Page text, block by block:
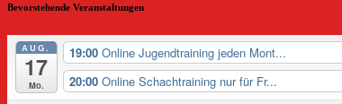
Bevorstehende Veranstaltungen
AUG.
17
Mo.
19:00 Online Jugendtraining jeden Mont...
20:00 Online Schachtraining nur für Fr...